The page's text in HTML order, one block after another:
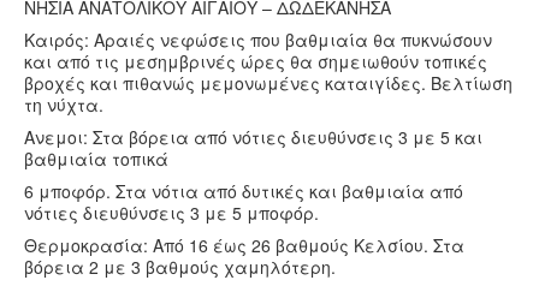
ΝΗΣΙΑ ΑΝΑΤΟΛΙΚΟΥ ΑΙΓΑΙΟΥ – ΔΩΔΕΚΑΝΗΣΑ
Καιρός: Αραιές νεφώσεις που βαθμιαία θα πυκνώσουν
και από τις μεσημβρινές ώρες θα σημειωθούν τοπικές
βροχές και πιθανώς μεμονωμένες καταιγίδες. Βελτίωση
τη νύχτα.
Ανεμοι: Στα βόρεια από νότιες διευθύνσεις 3 με 5 και
βαθμιαία τοπικά
6 μποφόρ. Στα νότια από δυτικές και βαθμιαία από
νότιες διευθύνσεις 3 με 5 μποφόρ.
Θερμοκρασία: Από 16 έως 26 βαθμούς Κελσίου. Στα
βόρεια 2 με 3 βαθμούς χαμηλότερη.